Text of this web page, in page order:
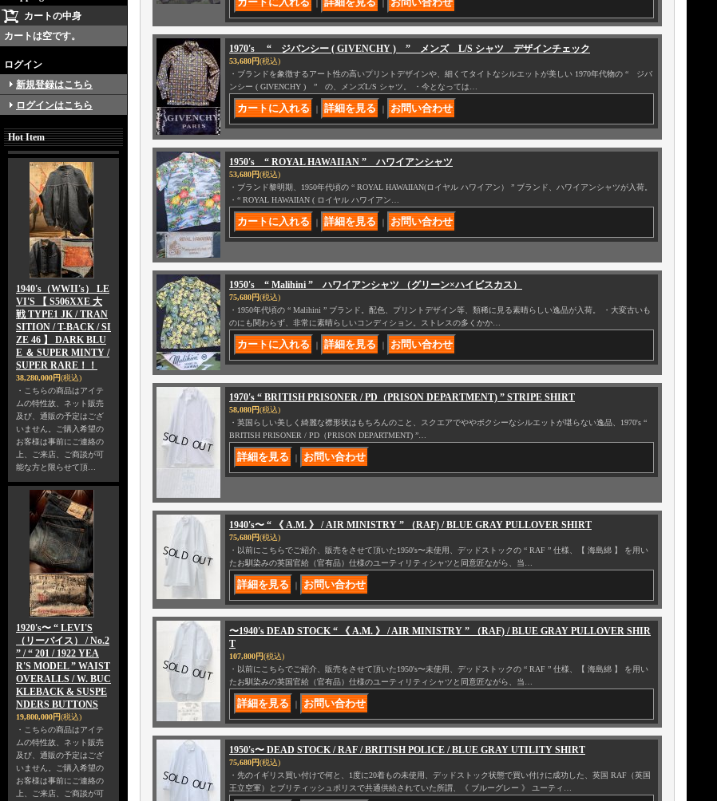
カートの中身
カートは空です。
ログイン
新規登録はこちら
ログインはこちら
Hot Item
1940's（WWII's） LE
VI'S 【 S506XXE 大
戦 TYPE1 JK / TRAN
SITION / T-BACK / SI
ZE 46 】 DARK BLU
E ＆ SUPER MINTY /
SUPER RARE！！
38,280,000円(税込)
・こちらの商品はアイテ
ムの特性故、ネット販売
及び、通販の予定はござ
いません。ご購入希望の
お客様は事前にご連絡の
上、ご来店、ご商談が可
能な方と限らせて頂…
1920's〜 “ LEVI'S
（リーバイス） / No.2
” / “ 201 / 1922 YEA
R'S MODEL ” WAIST
OVERALLS / W. BUC
KLEBACK & SUSPE
NDERS BUTTONS
19,800,000円(税込)
・こちらの商品はアイテ
ムの特性故、ネット販売
及び、通販の予定はござ
いません。ご購入希望の
お客様は事前にご連絡の
上、ご来店、ご商談が可
｜ ｜
1970's “ ジバンシー ( GIVENCHY ) ” メンズ L/S シャツ デザインチェック
53,680円(税込)
・ブランドを象徴するアート性の高いプリントデザインや、細くてタイトなシルエットが美しい 1970年代物の “ ジバ
ンシー ( GIVENCHY ) ” の、メンズL/S シャツ。 ・今となっては…
｜ ｜
1950's “ ROYAL HAWAIIAN ” ハワイアンシャツ
53,680円(税込)
・ブランド黎明期、1950年代頃の “ ROYAL HAWAIIAN(ロイヤル ハワイアン） ” ブランド、ハワイアンシャツが入荷。
・“ ROYAL HAWAIIAN ( ロイヤル ハワイアン…
｜ ｜
1950's “ Malihini ” ハワイアンシャツ （グリーン×ハイビスカス）
75,680円(税込)
・1950年代頃の “ Malihini ” ブランド。配色、プリントデザイン等、類稀に見る素晴らしい逸品が入荷。 ・大変古いも
のにも関わらず、非常に素晴らしいコンディション。ストレスの多くかか…
｜ ｜
1970's “ BRITISH PRISONER / PD（PRISON DEPARTMENT) ” STRIPE SHIRT
58,080円(税込)
・英国らしい美しく綺麗な襟形状はもちろんのこと、スクエアでややボクシーなシルエットが堪らない逸品、1970's “
BRITISH PRISONER / PD（PRISON DEPARTMENT) ”…
｜
1940's〜 “ 《 A.M. 》 / AIR MINISTRY ” （RAF) / BLUE GRAY PULLOVER SHIRT
75,680円(税込)
・以前にこちらでご紹介、販売をさせて頂いた1950's〜未使用、デッドストックの “ RAF ” 仕様、【 海島綿 】 を用い
たお馴染みの英国官給（官有品）仕様のユーティリティシャツと同意匠ながら、当…
｜
〜1940's DEAD STOCK “ 《 A.M. 》 / AIR MINISTRY ” （RAF) / BLUE GRAY PULLOVER SHIR
T
107,800円(税込)
・以前にこちらでご紹介、販売をさせて頂いた1950's〜未使用、デッドストックの “ RAF ” 仕様、【 海島綿 】 を用い
たお馴染みの英国官給（官有品）仕様のユーティリティシャツと同意匠ながら、当…
｜
1950's〜 DEAD STOCK / RAF / BRITISH POLICE / BLUE GRAY UTILITY SHIRT
75,680円(税込)
・先のイギリス買い付けで何と、1度に20着もの未使用、デッドストック状態で買い付けに成功した、英国 RAF（英国
王立空軍）とブリティッシュポリスで共通供給されていた所謂、《 ブルーグレー 》 ユーティ…